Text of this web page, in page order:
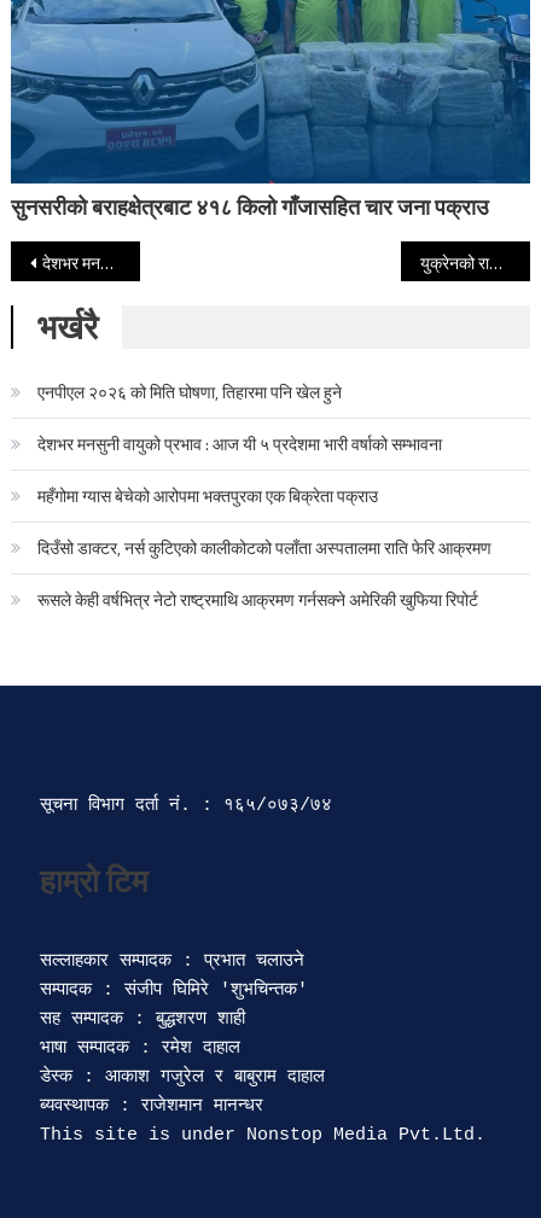
सुनसरीको बराहक्षेत्रबाट ४१८ किलो गाँजासहित चार जना पक्राउ
Post navigation
देशभर मनसुनी वायुको प्रभाव : यी क्षेत्रमा भारी वर्षाको सम्भावना युक्रेनको राजधानी किभमा भीषण रुसी हमला, नागरिकहरूले मेट्रो स्टेसनमा कटाए रात
भर्खरै
एनपीएल २०२६ को मिति घोषणा, तिहारमा पनि खेल हुने
देशभर मनसुनी वायुको प्रभाव : आज यी ५ प्रदेशमा भारी वर्षाको सम्भावना
महँगोमा ग्यास बेचेको आरोपमा भक्तपुरका एक बिक्रेता पक्राउ
दिउँसो डाक्टर, नर्स कुटिएको कालीकोटको पलाँता अस्पतालमा राति फेरि आक्रमण
रूसले केही वर्षभित्र नेटो राष्ट्रमाथि आक्रमण गर्नसक्ने अमेरिकी खुफिया रिपोर्ट
सूचना विभाग दर्ता‍ नं. : १६५/०७३/७४
हाम्रो टिम
सल्लाहकार सम्पादक : प्रभात चलाउने
सम्पादक : संजीप घिमिरे 'शुभचिन्तक'
सह सम्पादक : बुद्धशरण शाही
भाषा सम्पादक : रमेश दाहाल
डेस्क : आकाश गजुरेल र बाबुराम दाहाल
ब्यवस्थापक : राजेशमान मानन्धर